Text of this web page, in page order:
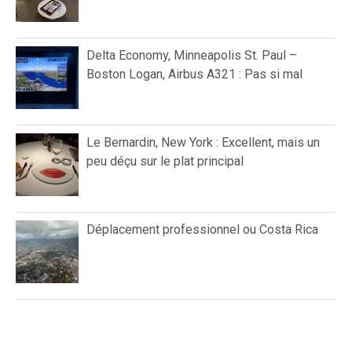
Delta Economy, Minneapolis St. Paul –
Boston Logan, Airbus A321 : Pas si mal
Le Bernardin, New York : Excellent, mais un
peu déçu sur le plat principal
Déplacement professionnel ou Costa Rica